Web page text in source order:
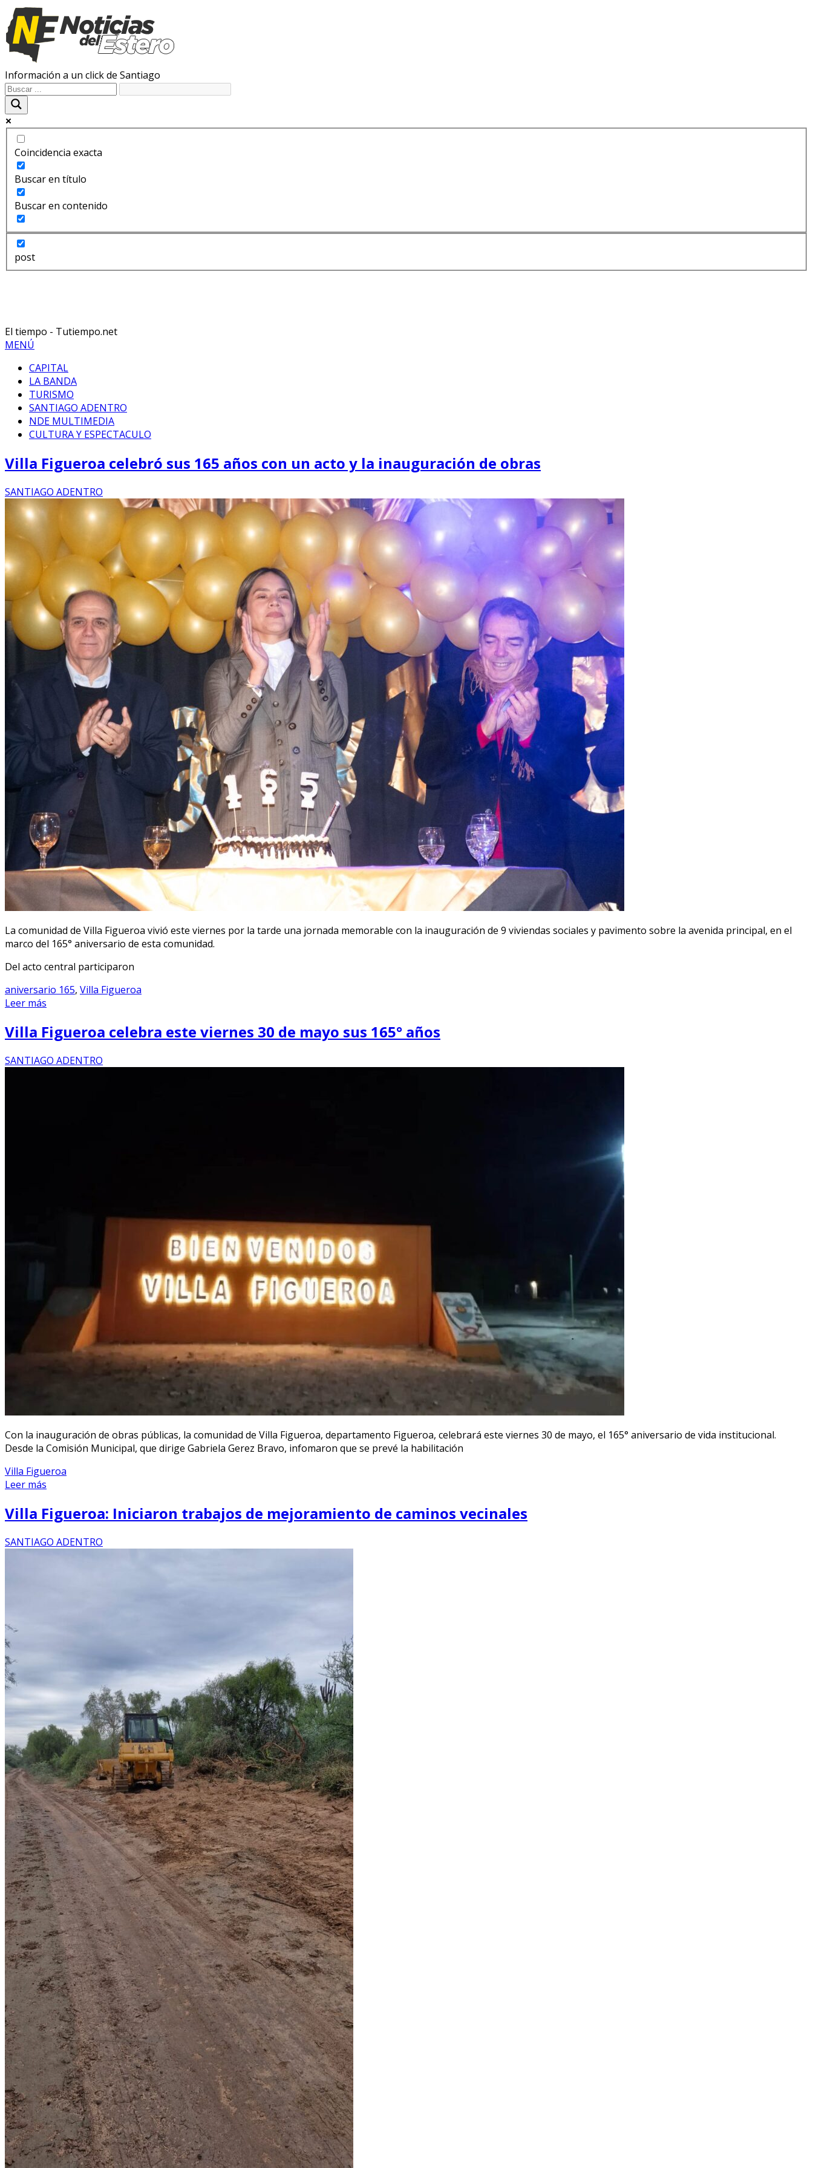
Información a un click de Santiago
Coincidencia exacta
Buscar en título
Buscar en contenido
post
El tiempo - Tutiempo.net
MENÚ
CAPITAL
LA BANDA
TURISMO
SANTIAGO ADENTRO
NDE MULTIMEDIA
CULTURA Y ESPECTACULO
Villa Figueroa celebró sus 165 años con un acto y la inauguración de obras
SANTIAGO ADENTRO
La comunidad de Villa Figueroa vivió este viernes por la tarde una jornada memorable con la inauguración de 9 viviendas sociales y pavimento sobre la avenida principal, en el
marco del 165° aniversario de esta comunidad.
Del acto central participaron
aniversario 165, Villa Figueroa
Leer más
Villa Figueroa celebra este viernes 30 de mayo sus 165° años
SANTIAGO ADENTRO
Con la inauguración de obras públicas, la comunidad de Villa Figueroa, departamento Figueroa, celebrará este viernes 30 de mayo, el 165° aniversario de vida institucional.
Desde la Comisión Municipal, que dirige Gabriela Gerez Bravo, infomaron que se prevé la habilitación
Villa Figueroa
Leer más
Villa Figueroa: Iniciaron trabajos de mejoramiento de caminos vecinales
SANTIAGO ADENTRO